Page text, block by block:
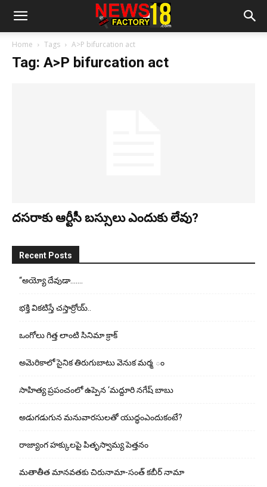
Home Tags A>P bifurcation act
Tag: A>P bifurcation act
ద‌స‌రాకు ఆర్టీసీ బ‌స్సులు ఎందుకు లేవు?
Recent Posts
“అయ్యో దేవుడా…….
భ‌క్తి విక‌టిస్తే చ‌స్తార్రోయ్‌..
ఒంగోలు గిత్త లాంటి సినిమా క్రాక్
అమెరికాలో సైనిక తిరుగుబాటు వెనుక మర్మ ం
సాహిత్య ప్రపంచంలో ఉప్పెన ‘మద్దూరి నగేష్ బాబు
అడుగ‌డుగున మ‌నువార‌సుల‌తో యుద్ధంఎందుకంటే?
రాజ్యాంగ హక్కులపై పితృస్వామ్య పెత్తనం
మతాతీత మానవతకు చిరునామా-సంత్ కబీర్ నామా